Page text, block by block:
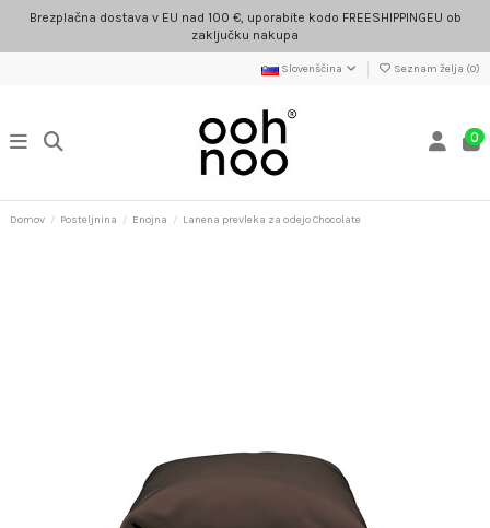
Brezplačna dostava v EU nad 100 €, uporabite kodo FREESHIPPINGEU ob
zaključku nakupa
Slovenščina Seznam želja (0)
0
Domov Posteljnina Enojna Lanena prevleka za odejo Chocolate